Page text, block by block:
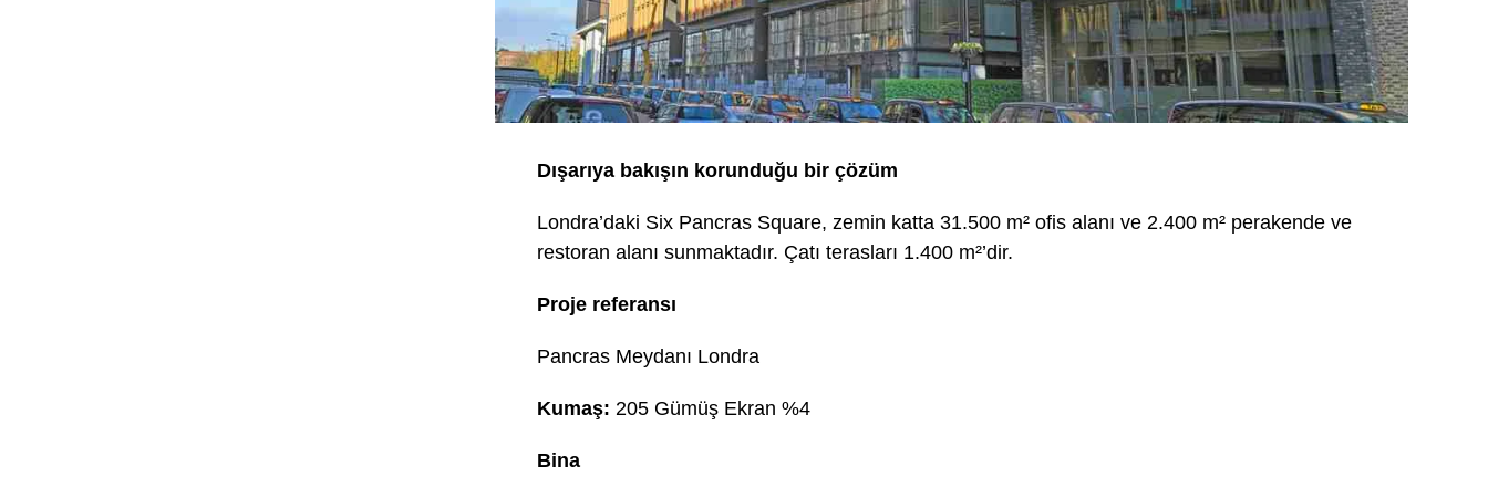
Dışarıya bakışın korunduğu bir çözüm
Londra’daki Six Pancras Square, zemin katta 31.500 m² ofis alanı ve 2.400 m² perakende ve
restoran alanı sunmaktadır. Çatı terasları 1.400 m²’dir.
Proje referansı
Pancras Meydanı Londra
Kumaş: 205 Gümüş Ekran %4
Bina